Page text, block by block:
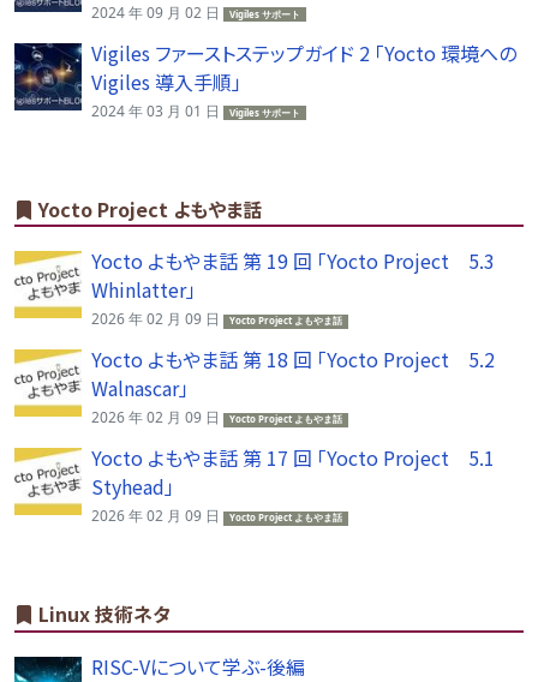
2024 年 09 月 02 日 Vigiles サポート
Vigiles ファーストステップガイド 2 「Yocto 環境への
Vigiles 導入手順」
2024 年 03 月 01 日 Vigiles サポート
Yocto Project よもやま話
Yocto よもやま話 第 19 回 「Yocto Project 5.3
Whinlatter」
2026 年 02 月 09 日 Yocto Project よもやま話
Yocto よもやま話 第 18 回 「Yocto Project 5.2
Walnascar」
2026 年 02 月 09 日 Yocto Project よもやま話
Yocto よもやま話 第 17 回 「Yocto Project 5.1
Styhead」
2026 年 02 月 09 日 Yocto Project よもやま話
Linux 技術ネタ
RISC-Vについて学ぶ-後編